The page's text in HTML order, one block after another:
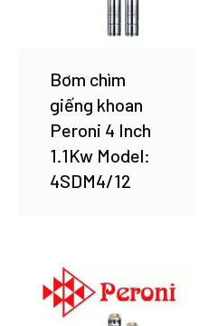
Bơm chìm
giếng khoan
Peroni 4 Inch
1.1Kw Model:
4SDM4/12